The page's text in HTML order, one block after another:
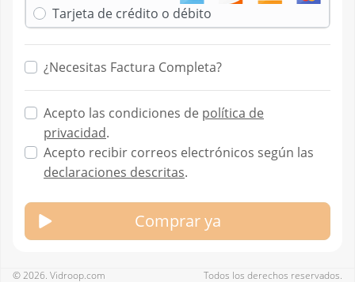
Tarjeta de crédito o débito
¿Necesitas Factura Completa?
Acepto las condiciones de política de
privacidad.
Acepto recibir correos electrónicos según las
declaraciones descritas.
Comprar ya
© 2026. Vidroop.com Todos los derechos reservados.